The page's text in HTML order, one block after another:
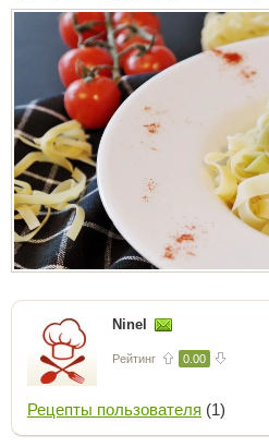
Ninel
Рейтинг 0.00
Рецепты пользователя (1)